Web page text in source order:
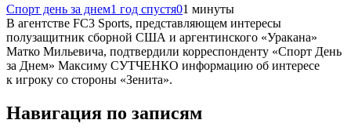
Спорт день за днем1 год спустя01 минуты
В агентстве FC3 Sports, представляющем интересы
полузащитник сборной США и аргентинского «Уракана»
Матко Мильевича, подтвердили корреспонденту «Спорт День
за Днем» Максиму СУТЧЕНКО информацию об интересе
к игроку со стороны «Зенита».
Навигация по записям